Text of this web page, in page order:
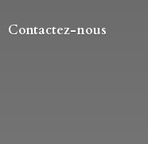
Contactez-nous